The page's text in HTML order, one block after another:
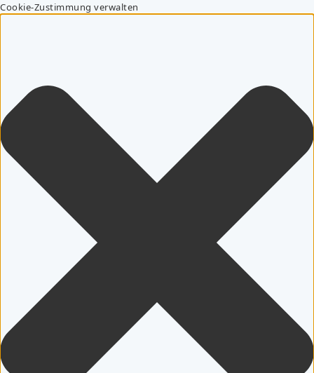
Cookie-Zustimmung verwalten